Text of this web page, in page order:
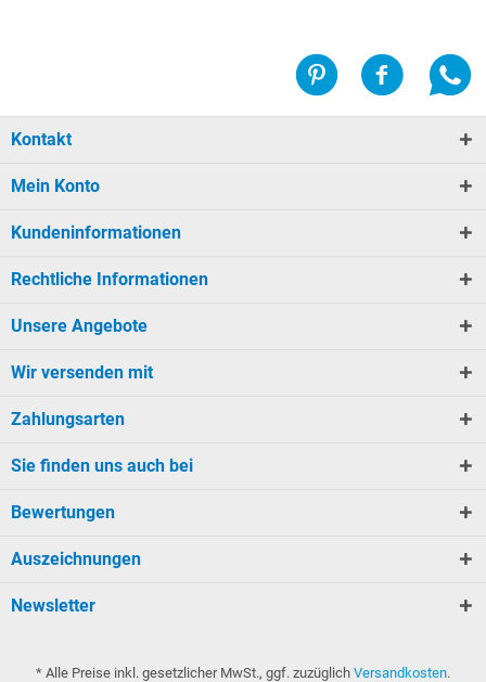
Kontakt
Mein Konto
Kundeninformationen
Rechtliche Informationen
Unsere Angebote
Wir versenden mit
Zahlungsarten
Sie finden uns auch bei
Bewertungen
Auszeichnungen
Newsletter
* Alle Preise inkl. gesetzlicher MwSt., ggf. zuzüglich Versandkosten.